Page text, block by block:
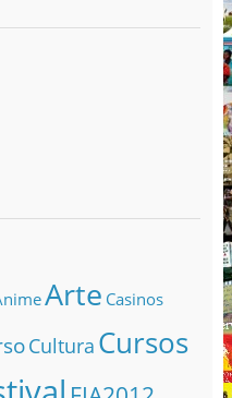
Arte Casinos
Cultura Cursos